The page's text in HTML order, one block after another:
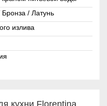
/ Латунь
излива